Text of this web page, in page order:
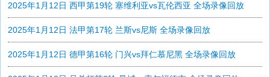
2025年1月12日 西甲第19轮 塞维利亚vs瓦伦西亚 全场录像回放
2025年1月12日 法甲第17轮 兰斯vs尼斯 全场录像回放
2025年1月12日 德甲第16轮 门兴vs拜仁慕尼黑 全场录像回放